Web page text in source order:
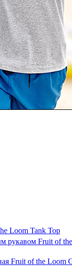
Loom Tank Top
рукавом Fruit of
Fruit of the Loom